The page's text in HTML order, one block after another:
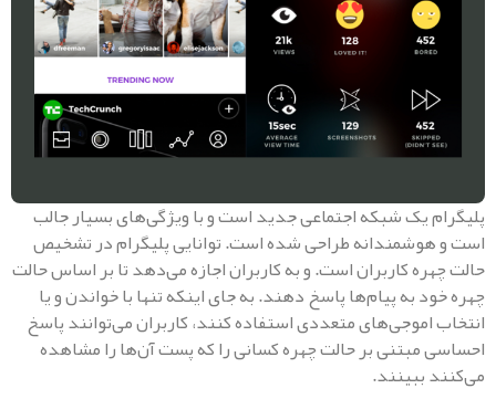
یک شبکه اجتماعی جدید است و با ویژگی‌های بسیار جالب
طراحی شده است. توانایی پلیگرام در تشخیص
کاربران است. و به کاربران اجازه می‌دهد تا بر اساس حالت
به پیام‌ها پاسخ دهند. به جای اینکه تنها با خواندن و یا
متعددی استفاده کنند، کاربران می‌توانند پاسخ
بر حالت چهره کسانی را که پست آن‌ها را مشاهده